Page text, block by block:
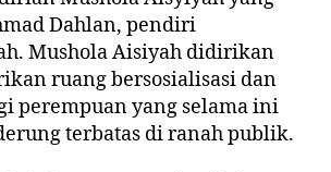
Dahlan, pendiri
Mushola Aisiyah didirikan
ruang bersosialisasi dan
perempuan yang selama ini
terbatas di ranah publik.